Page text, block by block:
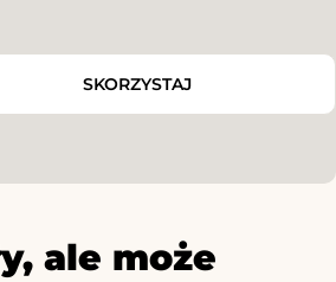
SKORZYSTAJ
ale może